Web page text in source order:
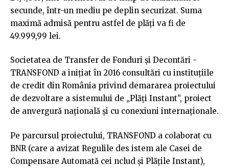
secunde, într-un mediu pe deplin securizat. Suma
maximă admisă pentru astfel de plăți va fi de
49.999,99 lei.
Societatea de Transfer de Fonduri și Decontări -
TRANSFOND a inițiat în 2016 consultări cu instituțiile
de credit din România privind demararea proiectului
de dezvoltare a sistemului de „Plăți Instant”, proiect
de anvergură națională și cu conexiuni internaționale.
Pe parcursul proiectului, TRANSFOND a colaborat cu
BNR (care a avizat Regulile des istem ale Casei de
Compensare Automată cei nclud și Plățile Instant),